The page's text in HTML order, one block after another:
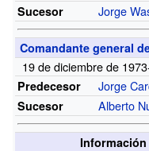
Sucesor Jorge
Comandante general
19 de diciembre de
Predecesor Jorge
Sucesor Alberto